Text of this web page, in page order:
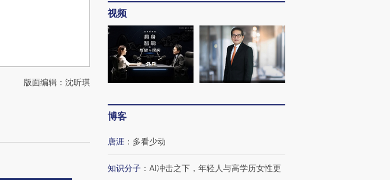
版面编辑：沈昕琪
视频
博客
唐涯 ： 多看少动
知识分子 ： AI冲击之下，年轻人与高学历女性更